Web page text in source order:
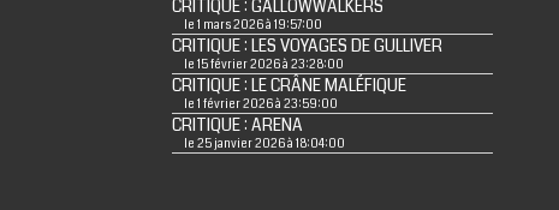
CRITIQUE : GALLOWWALKERS
le 1 mars 2026 à 19:57:00
CRITIQUE : LES VOYAGES DE GULLIVER
le 15 février 2026 à 23:28:00
CRITIQUE : LE CRÂNE MALÉFIQUE
le 1 février 2026 à 23:59:00
CRITIQUE : ARENA
le 25 janvier 2026 à 18:04:00